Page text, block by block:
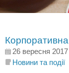
Корпоративна
26 вересня 2017
Новини та події